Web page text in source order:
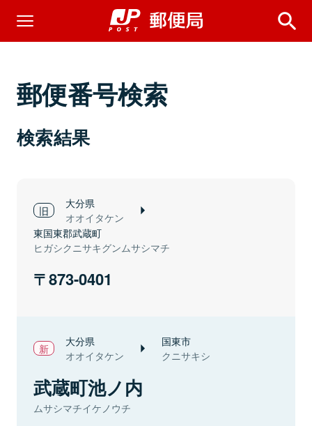
郵便番号検索
検索結果
大分県
オオイタケン
東国東郡武蔵町
ヒガシクニサキグンムサシマチ
873-0401
大分県
オオイタケン
国東市
クニサキシ
武蔵町池ノ内
ムサシマチイケノウチ